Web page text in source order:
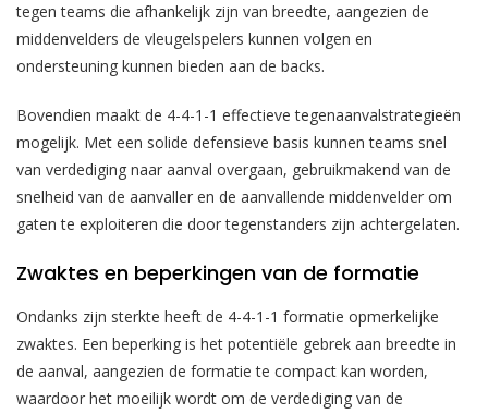
tegen teams die afhankelijk zijn van breedte, aangezien de
middenvelders de vleugelspelers kunnen volgen en
ondersteuning kunnen bieden aan de backs.
Bovendien maakt de 4-4-1-1 effectieve tegenaanvalstrategieën
mogelijk. Met een solide defensieve basis kunnen teams snel
van verdediging naar aanval overgaan, gebruikmakend van de
snelheid van de aanvaller en de aanvallende middenvelder om
gaten te exploiteren die door tegenstanders zijn achtergelaten.
Zwaktes en beperkingen van de formatie
Ondanks zijn sterkte heeft de 4-4-1-1 formatie opmerkelijke
zwaktes. Een beperking is het potentiële gebrek aan breedte in
de aanval, aangezien de formatie te compact kan worden,
waardoor het moeilijk wordt om de verdediging van de